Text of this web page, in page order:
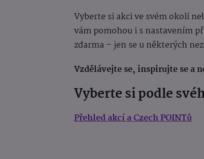
Vyberte si akci ve svém okolí
vám pomohou i s nastavením
zdarma – jen se u některých
Vzdělávejte se, inspirujte se a
Vyberte si podle
Přehled akcí a Czech POINTů